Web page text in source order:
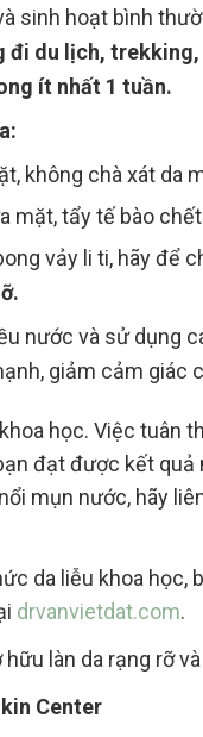
sinh hoạt bình
đi du lịch,
ít nhất 1 tuần.
không chà xát da
mặt, tẩy tế bào
vảy li ti, hãy để
nước và sử dụng
giảm cảm giác
học. Việc tuân
đạt được kết
mụn nước, hãy
da liễu khoa học,
drvanvietdat.com.
làn da rạng rỡ
Center